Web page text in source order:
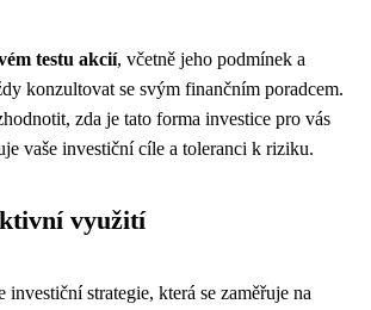
testu akcií, včetně jeho podmínek a
konzultovat se svým finančním poradcem.
zda je tato forma investice pro vás
vaše investiční cíle a toleranci k riziku.
využití
investiční strategie, která se zaměřuje na